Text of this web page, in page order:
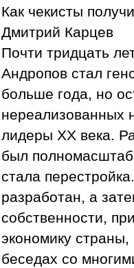
Как чекисты
Дмитрий Карцев
Почти тридцать
Андропов стал
больше года, но
нереализованных
лидеры XX века.
был
стала
разработан, а
собственности,
экономику
беседах со